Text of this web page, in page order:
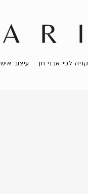
קניה לפי אבני חן עיצוב